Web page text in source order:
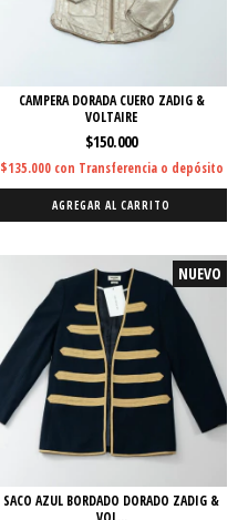
CAMPERA DORADA CUERO ZADIG &
VOLTAIRE
$150.000
$135.000 con Transferencia o depósito
AGREGAR AL CARRITO
NUEVO
SACO AZUL BORDADO DORADO ZADIG &